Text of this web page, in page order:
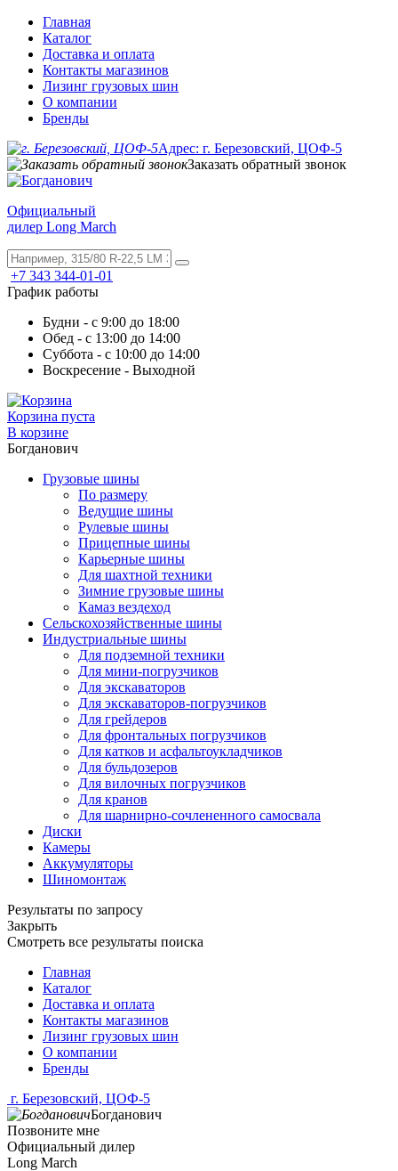
Главная
Каталог
Доставка и оплата
Контакты магазинов
Лизинг грузовых шин
О компании
Бренды
Адрес: г. Березовский, ЦОФ-5
Заказать обратный звонок
Официальный
дилер Long March
+7 343 344-01-01
График работы
Будни - с 9:00 до 18:00
Обед - с 13:00 до 14:00
Суббота - с 10:00 до 14:00
Воскресение - Выходной
Корзина пуста
В корзине
Богданович
Грузовые шины
По размеру
Ведущие шины
Рулевые шины
Прицепные шины
Карьерные шины
Для шахтной техники
Зимние грузовые шины
Камаз вездеход
Сельскохозяйственные шины
Индустриальные шины
Для подземной техники
Для мини-погрузчиков
Для экскаваторов
Для экскаваторов-погрузчиков
Для грейдеров
Для фронтальных погрузчиков
Для катков и асфальтоукладчиков
Для бульдозеров
Для вилочных погрузчиков
Для кранов
Для шарнирно-сочлененного самосвала
Диски
Камеры
Аккумуляторы
Шиномонтаж
Результаты по запросу
Закрыть
Смотреть все результаты поиска
Главная
Каталог
Доставка и оплата
Контакты магазинов
Лизинг грузовых шин
О компании
Бренды
г. Березовский, ЦОФ-5
Богданович
Позвоните мне
Официальный дилер
Long March